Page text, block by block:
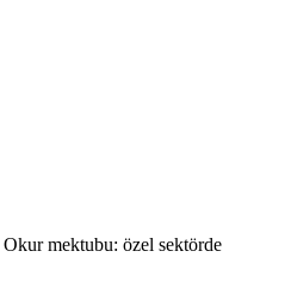
Okur mektubu: özel sektörde